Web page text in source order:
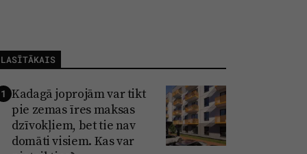
LASĪTĀKAIS
1 Kadagā joprojām var tikt
pie zemas īres maksas
dzīvokļiem, bet tie nav
domāti visiem. Kas var